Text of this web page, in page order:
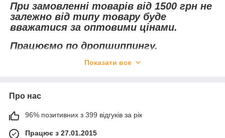
При замовленні товарів від 1500 грн не
залежно від типу товару буде
вважатися за оптовими цінами.
Працюємо по дропшиппингу.
Купити кантера оптом варто тим, хто віддає перевагу якісні,
невисокою вартістю. Ціна такої продукції порадує споживачів
Крім привабливої вартості, електронний кантер
Показати все
Про нас
96% позитивних з 399 відгуків за рік
Працює з 27.01.2015